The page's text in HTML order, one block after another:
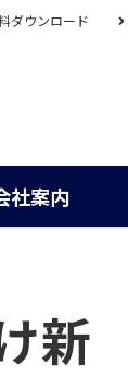
ダウンロード
社案内
新